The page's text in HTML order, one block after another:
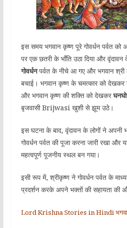
इस समय भगवान कृष्ण पूरे गोवर्धन पर्वत को
पर एक छतरी के भाँति उठा दिया और
गोवर्धनपर्वत के नीचे आ गए और भगवान श्री
बचाई। भगवान कृष्ण के चमत्कार को देखकर
और भगवान कृष्ण की शक्ति को देखकर
बृजवासी Brijwasi खुशी से झूम उठे।
इस घटना के बाद, वृंदावन के लोगों ने अपनी
गोवर्धन पर्वत की पूजा करना जारी रखा और
महत्वपूर्ण पूजनीय स्थल बन गया।
इसी रूप में, श्रीकृष्ण ने गोवर्धन पर्वत के
प्रदर्शन करके अपने भक्तों की सहायता की
Lord Krishna Stories in Hindi भगवान